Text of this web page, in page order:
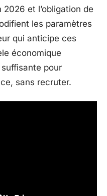
et l’obligation de
les paramètres
qui anticipe ces
économique
pour
sans recruter.